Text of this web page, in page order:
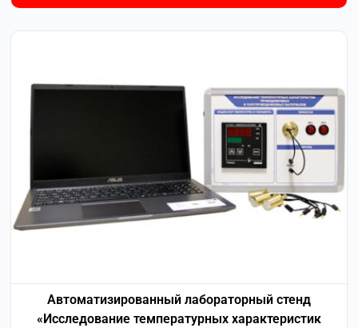
Автоматизированный лабораторный стенд
«Исследование температурных характеристик